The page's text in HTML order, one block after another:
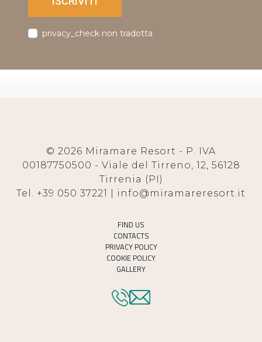
privacy_check non tradotta
© 2026 Miramare Resort - P. IVA
00187750500 - Viale del Tirreno, 12, 56128
Tirrenia (PI)
Tel. +39 050 37221 | info@miramareresort.it
FIND US
CONTACTS
PRIVACY POLICY
COOKIE POLICY
GALLERY